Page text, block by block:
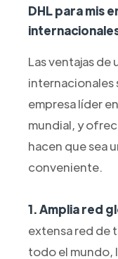
DHL para mis
Las ventajas de
internacionales
empresa líder
mundial, y
hacen que sea
conveniente.
1. Amplia red
extensa red de
todo el mundo,